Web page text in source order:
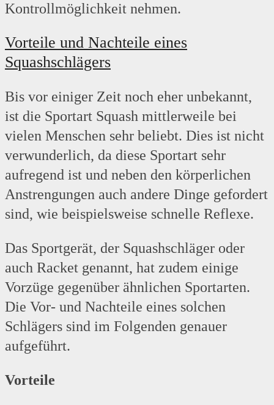
Kontrollmöglichkeit nehmen.
Vorteile und Nachteile eines
Squashschlägers
Bis vor einiger Zeit noch eher unbekannt,
ist die Sportart Squash mittlerweile bei
vielen Menschen sehr beliebt. Dies ist nicht
verwunderlich, da diese Sportart sehr
aufregend ist und neben den körperlichen
Anstrengungen auch andere Dinge gefordert
sind, wie beispielsweise schnelle Reflexe.
Das Sportgerät, der Squashschläger oder
auch Racket genannt, hat zudem einige
Vorzüge gegenüber ähnlichen Sportarten.
Die Vor- und Nachteile eines solchen
Schlägers sind im Folgenden genauer
aufgeführt.
Vorteile